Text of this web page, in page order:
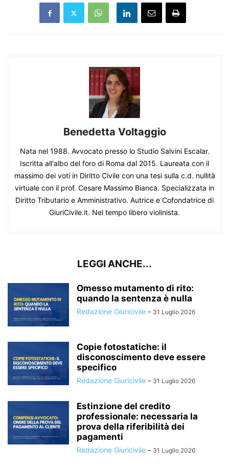
Benedetta Voltaggio
Nata nel 1988. Avvocato presso lo Studio Salvini Escalar.
Iscritta all'albo del foro di Roma dal 2015. Laureata con il
massimo dei voti in Diritto Civile con una tesi sulla c.d. nullità
virtuale con il prof. Cesare Massimo Bianca. Specializzata in
Diritto Tributario e Amministrativo. Autrice e Cofondatrice di
GiuriCivile.it. Nel tempo libero violinista.
LEGGI ANCHE...
Omesso mutamento di rito:
quando la sentenza è nulla
Redazione Giuricivile - 31 Luglio 2026
Copie fotostatiche: il
disconoscimento deve essere
specifico
Redazione Giuricivile - 31 Luglio 2026
Estinzione del credito
professionale: necessaria la
prova della riferibilità dei
pagamenti
Redazione Giuricivile - 31 Luglio 2026